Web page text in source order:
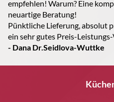
empfehlen! Warum? Eine
neuartige Beratung!
Pünktliche Lieferung, absolut
ein sehr gutes Preis-
- Dana Dr.Seidlova-Wuttke